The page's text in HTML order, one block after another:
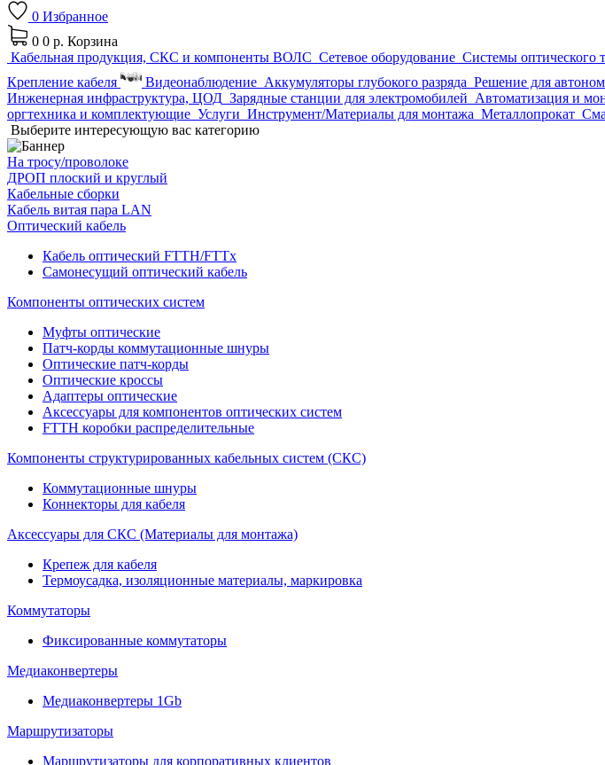
0 Избранное
0 0 р. Корзина
Кабельная продукция, СКС и компоненты ВОЛС Сетевое оборудование Системы оптического
Крепление кабеля
Видеонаблюдение Аккумуляторы глубокого разряда Решение для
Инженерная инфраструктура, ЦОД Зарядные станции для электромобилей Автоматизация и
оргтехника и комплектующие Услуги Инструмент/Материалы для монтажа Металлопрокат
Выберите интересующую вас категорию
На тросу/проволоке
ДРОП плоский и круглый
Кабельные сборки
Кабель витая пара LAN
Оптический кабель
Кабель оптический FTTH/FTTx
Самонесущий оптический кабель
Компоненты оптических систем
Муфты оптические
Патч-корды коммутационные шнуры
Оптические патч-корды
Оптические кроссы
Адаптеры оптические
Аксессуары для компонентов оптических систем
FTTH коробки распределительные
Компоненты структурированных кабельных систем (СКС)
Коммутационные шнуры
Коннекторы для кабеля
Аксессуары для СКС (Материалы для монтажа)
Крепеж для кабеля
Термоусадка, изоляционные материалы, маркировка
Коммутаторы
Фиксированные коммутаторы
Медиаконвертеры
Медиаконвертеры 1Gb
Маршрутизаторы
Маршрутизаторы для корпоративных клиентов